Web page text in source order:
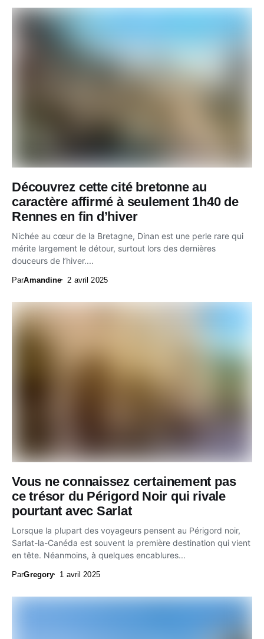
Découvrez cette cité bretonne au
caractère affirmé à seulement 1h40 de
Rennes en fin d’hiver
Nichée au cœur de la Bretagne, Dinan est une perle rare qui
mérite largement le détour, surtout lors des dernières
douceurs de l’hiver....
ParAmandine 2 avril 2025
Vous ne connaissez certainement pas
ce trésor du Périgord Noir qui rivale
pourtant avec Sarlat
Lorsque la plupart des voyageurs pensent au Périgord noir,
Sarlat-la-Canéda est souvent la première destination qui vient
en tête. Néanmoins, à quelques encablures...
ParGregory 1 avril 2025